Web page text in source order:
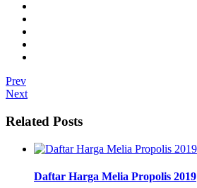
Prev
Next
Related Posts
Daftar Harga Melia Propolis 2019